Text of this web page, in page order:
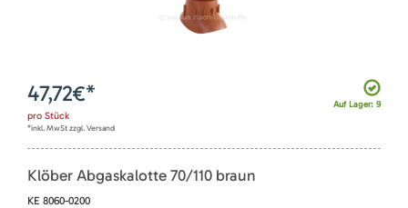
Auf Lager: 9
47,72€*
pro Stück
*inkl. MwSt zzgl. Versand
Klöber Abgaskalotte 70/110 braun
KE 8060-0200